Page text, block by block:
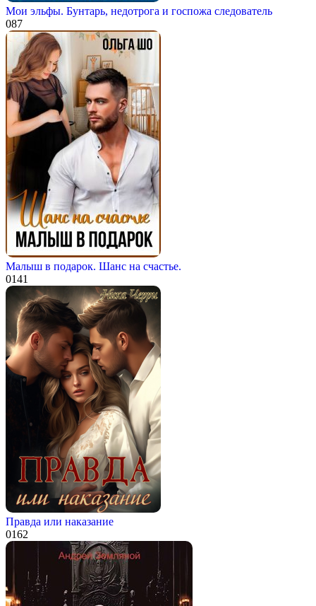
Мои эльфы. Бунтарь, недотрога и госпожа следователь
087
Малыш в подарок. Шанс на счастье.
0141
Правда или наказание
0162